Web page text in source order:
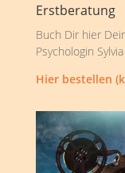
Erstberatung
Buch Dir hier
Psychologin
Hier bestellen